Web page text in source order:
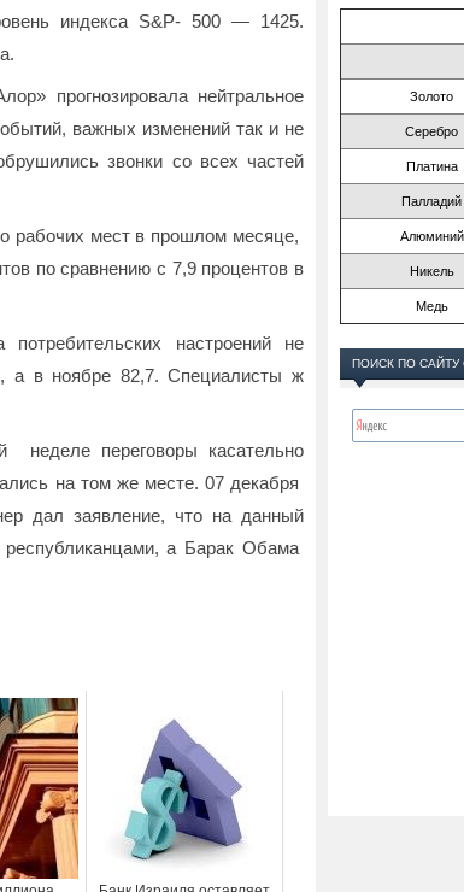
индекса S&P- 500 — 1425.
прогнозировала нейтральное
важных изменений так и не
звонки со всех частей
рабочих мест в прошлом месяце,
по сравнению с 7,9 процентов в
потребительских настроений не
а в ноябре 82,7. Специалисты ж
переговоры касательно
на том же месте. 07 декабря
дал заявление, что на данный
а Барак Обама
Золото
Серебро
Платина
Палладий
Алюминий
Никель
Медь
ПОИСК ПО САЙТУ